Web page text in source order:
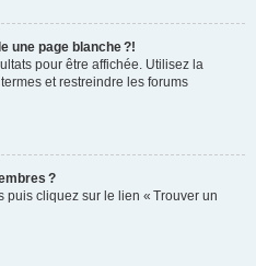
une page blanche ?!
pour être affichée. Utilisez la
et restreindre les forums
?
puis cliquez sur le lien « Trouver un